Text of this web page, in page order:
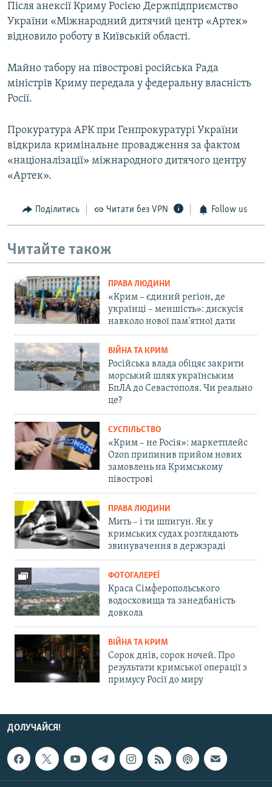
Після анексії Криму Росією Держпідприємство
України «Міжнародний дитячий центр «Артек»
відновило роботу в Київській області.
Майно табору на півострові російська Рада
міністрів Криму передала у федеральну власність
Росії.
Прокуратура АРК при Генпрокуратурі України
відкрила кримінальне провадження за фактом
«націоналізації» міжнародного дитячого центру
«Артек».
Поділитись Читати без VPN Follow us
Читайте також
ПРАВА ЛЮДИНИ
«Крим – єдиний регіон, де
українці – меншість»: дискусія
навколо нової пам'ятної дати
ВІЙНА ТА КРИМ
Російська влада обіцяє закрити
морський шлях українським
БпЛА до Севастополя. Чи реально
це?
СУСПІЛЬСТВО
«Крим – не Росія»: маркетплейс
Ozon припинив прийом нових
замовлень на Кримському
півострові
ПРАВА ЛЮДИНИ
Мить – і ти шпигун. Як у
кримських судах розглядають
звинувачення в держзраді
ФОТОГАЛЕРЕЇ
Краса Сімферопольського
водосховища та занедбаність
довкола
ВІЙНА ТА КРИМ
Сорок днів, сорок ночей. Про
результати кримської операції з
примусу Росії до миру
ДОЛУЧАЙСЯ!